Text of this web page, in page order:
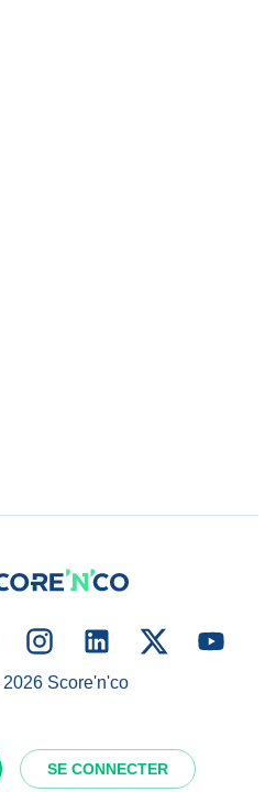
SE CONNECTER
2026Score'n'co